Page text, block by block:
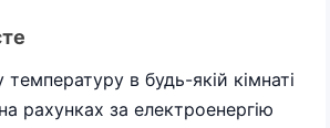
в будь-якій кімнаті
рахунках за електроенергію